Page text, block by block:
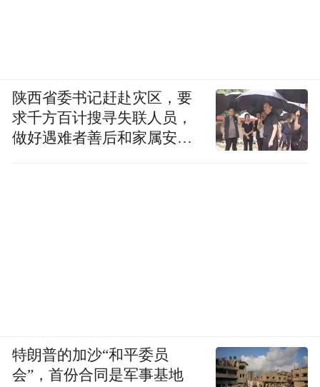
陕西省委书记赶赴灾区，要
求千方百计搜寻失联人员，
做好遇难者善后和家属安抚
特朗普的加沙“和平委员
会”，首份合同是军事基地